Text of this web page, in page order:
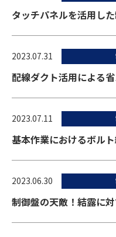
タッチパネルを活用し
2023.07.31
配線ダクト活用による
2023.07.11
基本作業におけるボル
2023.06.30
制御盤の天敵！結露に